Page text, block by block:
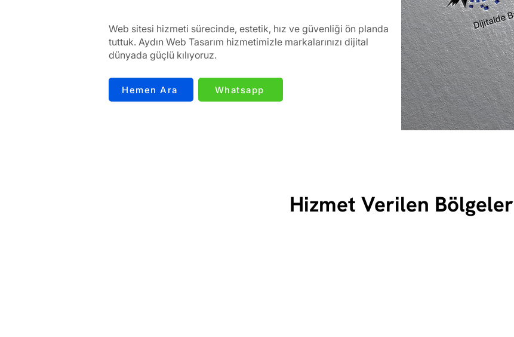
Web sitesi hizmeti sürecinde, estetik, hız ve güvenliği ön planda
tuttuk. Aydın Web Tasarım hizmetimizle markalarınızı dijital
dünyada güçlü kılıyoruz.
Hemen Ara Whatsapp
Hizmet Verilen Bölgeler